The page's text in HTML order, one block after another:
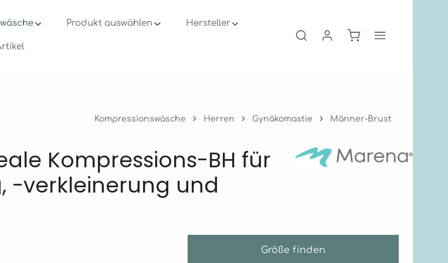
Produkt auswählen Hersteller
Warenkorb enthält
Kompressionswäsche Herren Gynäkomastie Männer-Brust
Kompressions-BH für
-verkleinerung und
Größe finden